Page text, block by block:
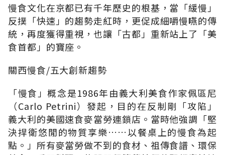
慢食文化在京都已有千年歷史的根基，當「緩慢」
反撲「快速」的趨勢走紅時，更促成細嚼慢嚥的傳
統，再度獲得重視，也讓「古都」重新站上了「美
食首都」的寶座。
關西慢食/五大創新趨勢
「慢食」概念是1986年由義大利美食作家佩區尼
（Carlo Petrini）發起，目的在反制剛「攻陷」
義大利的美國速食麥當勞連鎖店。當時他強調「堅
決捍衛悠閒的物質享樂……以餐桌上的慢食為起
點。」所有麥當勞做不到的食材、祖傳食譜、環保